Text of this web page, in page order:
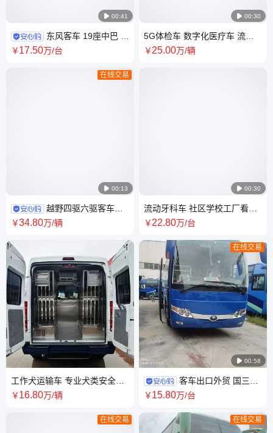
 00:41
东风客车 19座中巴 单
位通勤 村村通客运 农村客运
￥17.50万/台
 00:13
在线交易
越野四驱六驱客车
17-27座 沙漠矿区油田接送员
￥34.80万/辆
工作犬运输车 专业犬类安全运
输 蓝牌C照 4-6个笼子 搜救搜
￥16.80万/辆
在线交易
 00:30
5G体检车 数字化医疗车 流动
DR 车载X线 两癌筛查车移动献
￥25.00万/辆
 00:30
流动牙科车 社区学校工厂看牙
洗牙补牙 巡回口腔健康宣传 蓝
￥22.80万/台
 00:58
在线交易
客车出口外贸 国三国
五新能源纯电 右舵左舵 大巴中
￥15.80万/台
在线交易